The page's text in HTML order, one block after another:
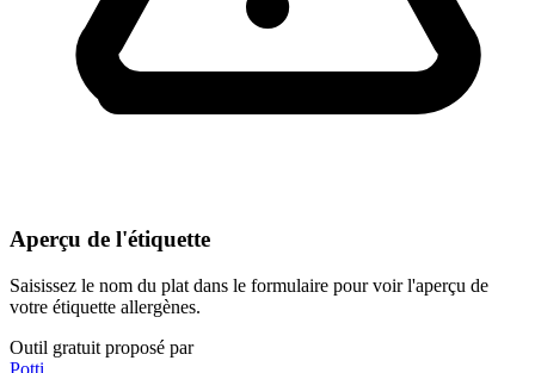
Aperçu de l'étiquette
Saisissez le nom du plat dans le formulaire pour voir l'aperçu de
votre étiquette allergènes.
Outil gratuit proposé par